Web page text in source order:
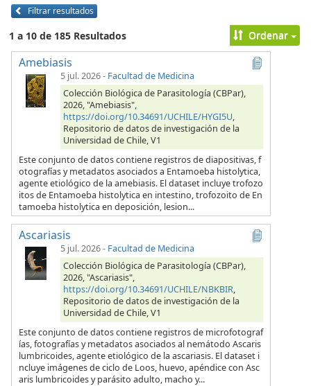
Filtrar resultados
1 a 10 de 185 Resultados Ordenar
Amebiasis
5 jul. 2026- Facultad de Medicina
Colección Biológica de Parasitología (CBPar),
2026, "Amebiasis",
https://doi.org/10.34691/UCHILE/HYGI5U,
Repositorio de datos de investigación de la
Universidad de Chile, V1
Este conjunto de datos contiene registros de diapositivas, f
otografías y metadatos asociados a Entamoeba histolytica,
agente etiológico de la amebiasis. El dataset incluye trofozo
itos de Entamoeba histolytica en intestino, trofozoito de En
tamoeba histolytica en deposición, lesion...
Ascariasis
5 jul. 2026- Facultad de Medicina
Colección Biológica de Parasitología (CBPar),
2026, "Ascariasis",
https://doi.org/10.34691/UCHILE/NBKBIR,
Repositorio de datos de investigación de la
Universidad de Chile, V1
Este conjunto de datos contiene registros de microfotograf
ías, fotografías y metadatos asociados al nemátodo Ascaris
lumbricoides, agente etiológico de la ascariasis. El dataset i
ncluye imágenes de ciclo de Loos, huevo, apéndice con Asc
aris lumbricoides y parásito adulto, macho y...